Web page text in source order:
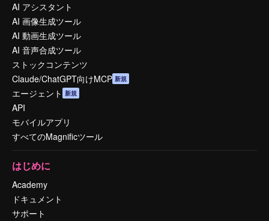
AI アシスタント
AI 画像生成ツール
AI 動画生成ツール
AI 音声合成ツール
ストックコンテンツ
Claude/ChatGPT向けMCP 新規
エージェント 新規
API
モバイルアプリ
すべてのMagnificツール
はじめに
Academy
ドキュメント
サポート